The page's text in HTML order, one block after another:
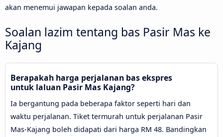
akan menemui jawapan kepada soalan anda.
Soalan lazim tentang bas Pasir Mas ke
Kajang
Berapakah harga perjalanan bas ekspres
untuk laluan Pasir Mas Kajang?
Ia bergantung pada beberapa faktor seperti hari dan
waktu perjalanan. Tiket termurah untuk perjalanan Pasir
Mas-Kajang boleh didapati dari harga RM 48. Bandingkan